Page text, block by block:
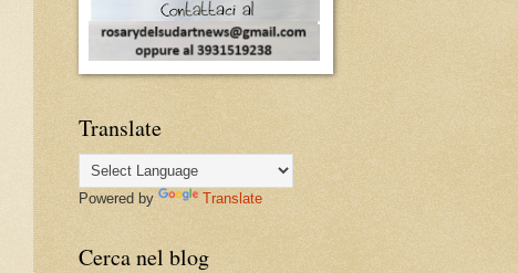
Translate
Powered by Translate
Cerca nel blog